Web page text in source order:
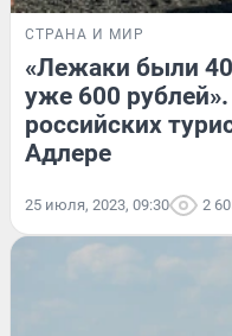
СТРАНА И МИР
«Лежаки были
уже 600
российских
Адлере
25 июля, 2023, 09:30 2